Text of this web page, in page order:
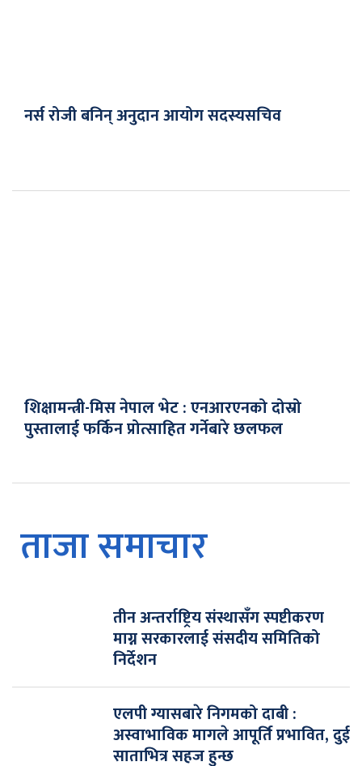
नर्स रोजी बनिन् अनुदान आयोग सदस्यसचिव
शिक्षामन्त्री-मिस नेपाल भेट : एनआरएनको दोस्रो
पुस्तालाई फर्किन प्रोत्साहित गर्नेबारे छलफल
ताजा समाचार
तीन अन्तर्राष्ट्रिय संस्थासँग स्पष्टीकरण
माग्न सरकारलाई संसदीय समितिको
निर्देशन
एलपी ग्यासबारे निगमको दाबी :
अस्वाभाविक मागले आपूर्ति प्रभावित, दुई
साताभित्र सहज हुन्छ